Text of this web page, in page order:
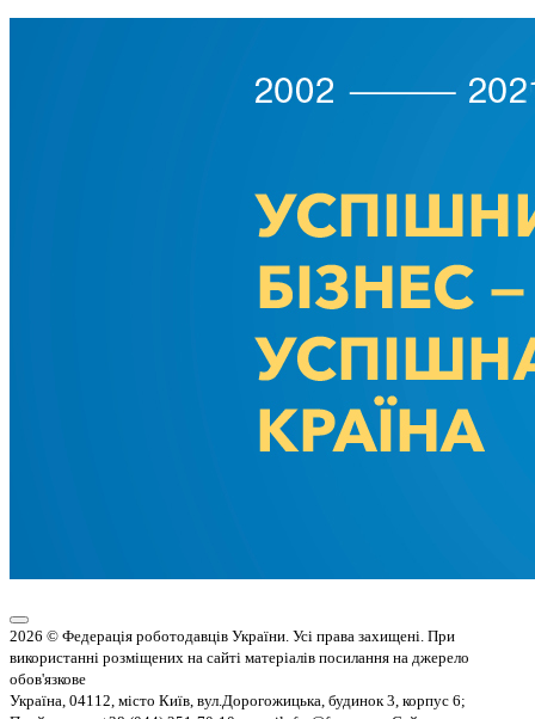
2026 © Федерація роботодавців України. Усі права захищені. При
використанні розміщених на сайті матеріалів посилання на джерело
обов'язкове
Україна, 04112, місто Київ, вул.Дорогожицька, будинок 3, корпус 6;